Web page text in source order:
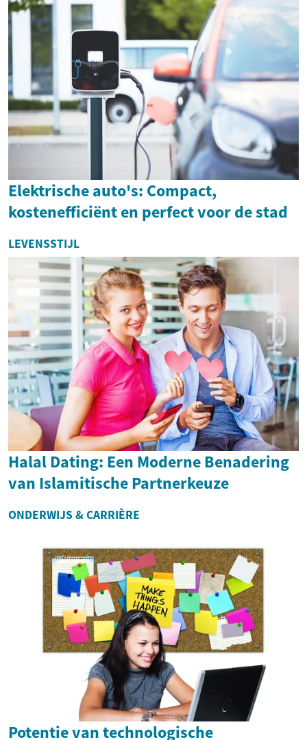
Elektrische auto's: Compact,
kostenefficiënt en perfect voor de stad
LEVENSSTIJL
Halal Dating: Een Moderne Benadering
van Islamitische Partnerkeuze
ONDERWIJS & CARRIÈRE
Potentie van technologische